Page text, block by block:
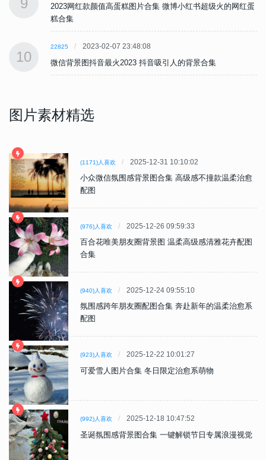
2023网红款颜值高蛋糕图片合集 微博小红书超级火的网红蛋
糕合集
10
22825 2023-02-07 23:48:08
微信背景图抖音最火2023 抖音吸引人的背景合集
图片素材精选
(1171)人喜欢 2025-12-31 10:10:02
小众微信氛围感背景图合集 高级感不撞款温柔治愈
配图
(976)人喜欢 2025-12-26 09:59:33
百合花唯美朋友圈背景图 温柔高级感清雅花卉配图
合集
(940)人喜欢 2025-12-24 09:55:10
氛围感跨年朋友圈配图合集 奔赴新年的温柔治愈系
配图
(923)人喜欢 2025-12-22 10:01:27
可爱雪人图片合集 冬日限定治愈系萌物
(992)人喜欢 2025-12-18 10:47:52
圣诞氛围感背景图合集 一键解锁节日专属浪漫视觉